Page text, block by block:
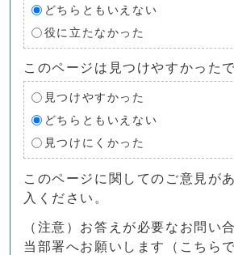
どちらともいえない
役に立たなかった
このページは見つけやすかった
見つけやすかった
どちらともいえない
見つけにくかった
このページに関してのご意見が
入ください。
（注意）お答えが必要なお問い
当部署へお願いします（こちら